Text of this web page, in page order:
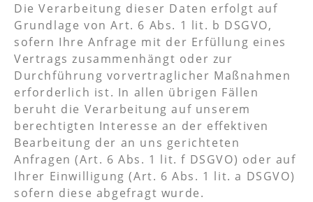
Die Verarbeitung dieser Daten erfolgt auf
Grundlage von Art. 6 Abs. 1 lit. b DSGVO,
sofern Ihre Anfrage mit der Erfüllung eines
Vertrags zusammenhängt oder zur
Durchführung vorvertraglicher Maßnahmen
erforderlich ist. In allen übrigen Fällen
beruht die Verarbeitung auf unserem
berechtigten Interesse an der effektiven
Bearbeitung der an uns gerichteten
Anfragen (Art. 6 Abs. 1 lit. f DSGVO) oder auf
Ihrer Einwilligung (Art. 6 Abs. 1 lit. a DSGVO)
sofern diese abgefragt wurde.